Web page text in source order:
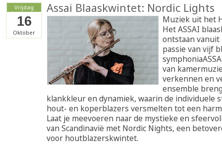
Vrijdag
16
Oktober
Assai Blaaskwintet: Nordic Lights
Muziek uit het
Het ASSAI
ontstaan vanuit
passie van vijf
van
verkennen en
ensemble
klankkleur en dynamiek, waarin de individuele
hout- en koperblazers versmelten tot een
Laat je meevoeren naar de mystieke en
van Scandinavië met Nordic Nights, een
voor houtblazerskwintet.